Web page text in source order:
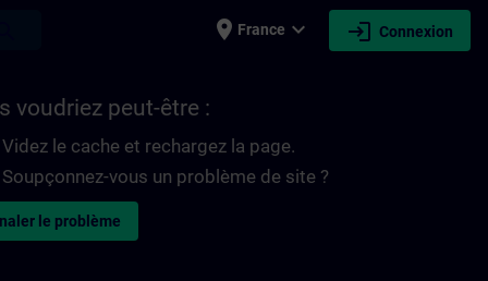
place France expand_more login Connexion
voudriez peut-être :
Videz le cache et rechargez la page.
Soupçonnez-vous un problème de site ?
le problème